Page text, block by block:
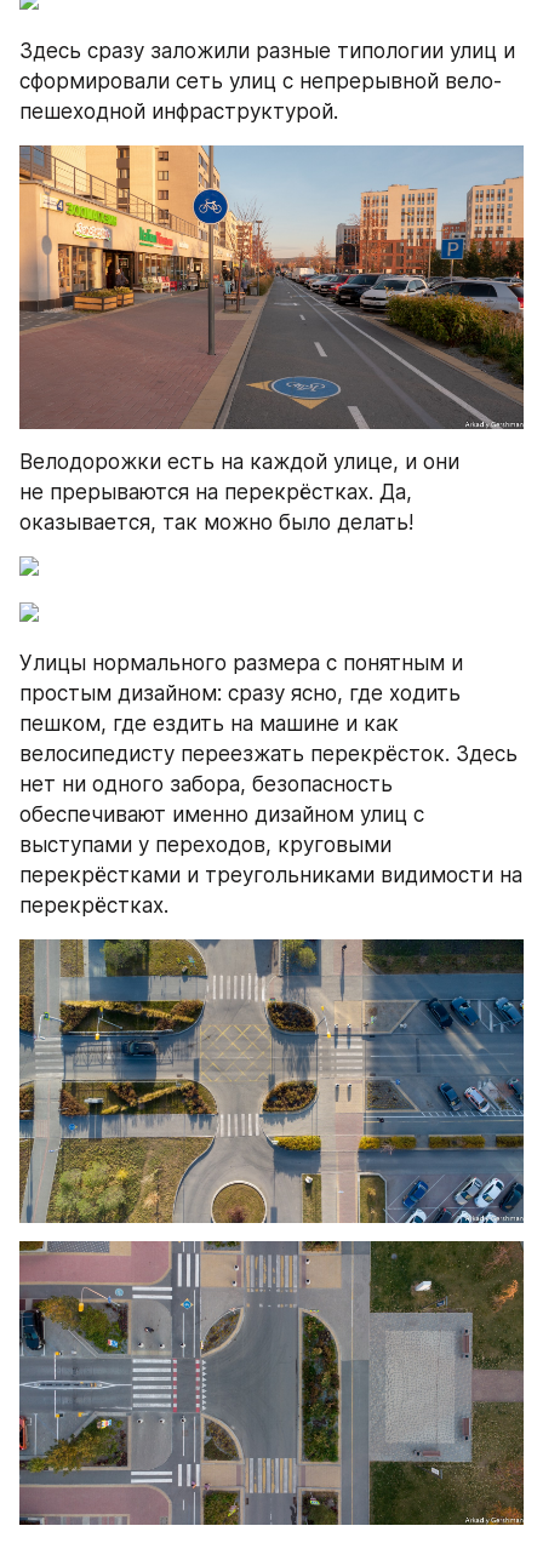
Здесь сразу заложили разные типологии улиц и
сформировали сеть улиц с непрерывной вело-
пешеходной инфраструктурой.
Велодорожки есть на каждой улице, и они
не прерываются на перекрёстках. Да,
оказывается, так можно было делать!
Улицы нормального размера с понятным и
простым дизайном: сразу ясно, где ходить
пешком, где ездить на машине и как
велосипедисту переезжать перекрёсток. Здесь
нет ни одного забора, безопасность
обеспечивают именно дизайном улиц с
выступами у переходов, круговыми
перекрёстками и треугольниками видимости на
перекрёстках.